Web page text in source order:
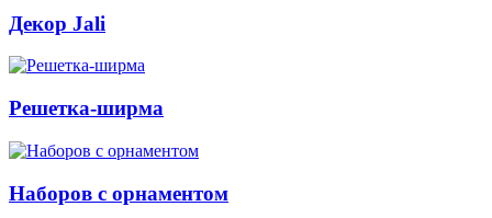
Декор Jali
Решетка-ширма
Наборов с орнаментом